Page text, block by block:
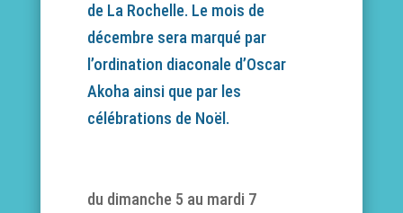
de La Rochelle. Le mois de
décembre sera marqué par
l’ordination diaconale d’Oscar
Akoha ainsi que par les
célébrations de Noël.
du dimanche 5 au mardi 7